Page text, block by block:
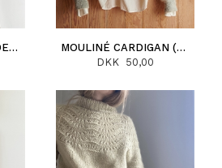
DARCY CARDIGAN (DEUTSCH)
MOULINÉ CARDIGAN (DEUTSCH)
DKK 50,00